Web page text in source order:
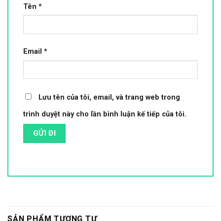
Tên *
Email *
Lưu tên của tôi, email, và trang web trong
trình duyệt này cho lần bình luận kế tiếp của tôi.
SẢN PHẨM TƯƠNG TỰ